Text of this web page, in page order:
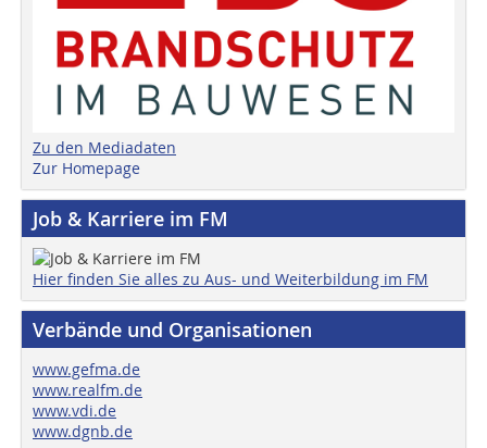
Zu den Mediadaten
Zur Homepage
Job & Karriere im FM
Hier finden Sie alles zu Aus- und Weiterbildung im FM
Verbände und Organisationen
www.gefma.de
www.realfm.de
www.vdi.de
www.dgnb.de